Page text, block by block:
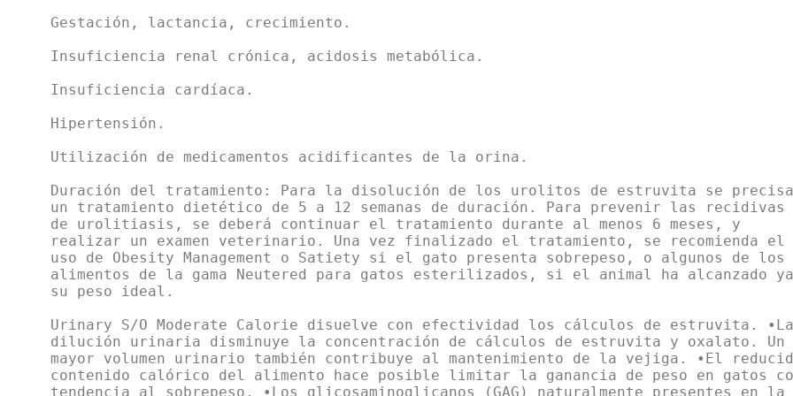
Gestación, lactancia, crecimiento.
Insuficiencia renal crónica, acidosis metabólica.
Insuficiencia cardíaca.
Hipertensión.
Utilización de medicamentos acidificantes de la orina.
Duración del tratamiento: Para la disolución de los urolitos de estruvita se precisa
un tratamiento dietético de 5 a 12 semanas de duración. Para prevenir las recidivas
de urolitiasis, se deberá continuar el tratamiento durante al menos 6 meses, y
realizar un examen veterinario. Una vez finalizado el tratamiento, se recomienda el
uso de Obesity Management o Satiety si el gato presenta sobrepeso, o algunos de los
alimentos de la gama Neutered para gatos esterilizados, si el animal ha alcanzado ya
su peso ideal.
Urinary S/O Moderate Calorie disuelve con efectividad los cálculos de estruvita. •La
dilución urinaria disminuye la concentración de cálculos de estruvita y oxalato. Un
mayor volumen urinario también contribuye al mantenimiento de la vejiga. •El
contenido calórico del alimento hace posible limitar la ganancia de peso en gatos
tendencia al sobrepeso. •Los glicosaminoglicanos (GAG) naturalmente presentes en la